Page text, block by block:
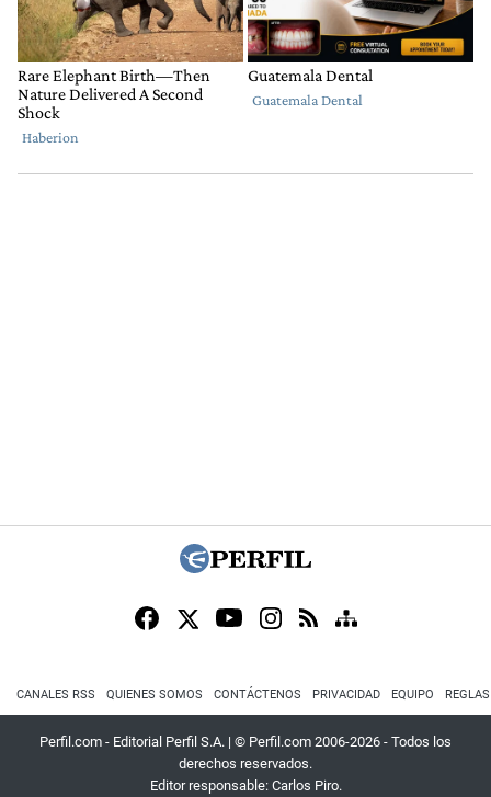
CANALES RSS QUIENES SOMOS CONTÁCTENOS PRIVACIDAD EQUIPO
Perfil.com - Editorial Perfil S.A. | © Perfil.com 2006-2026 - Todos los
derechos reservados.
Editor responsable: Carlos Piro.